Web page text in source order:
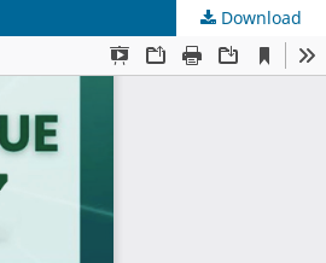
Download